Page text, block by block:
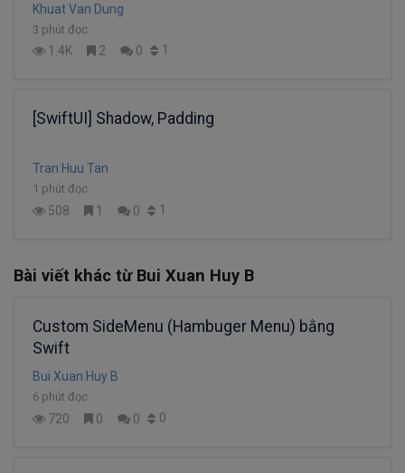
Khuat Van Dung
3 phút đọc
1.4K 2 0 1
[SwiftUI] Shadow, Padding
Tran Huu Tan
1 phút đọc
508 1 0 1
Bài viết khác từ Bui Xuan Huy B
Custom SideMenu (Hambuger Menu) bằng
Swift
Bui Xuan Huy B
6 phút đọc
720 0 0 0